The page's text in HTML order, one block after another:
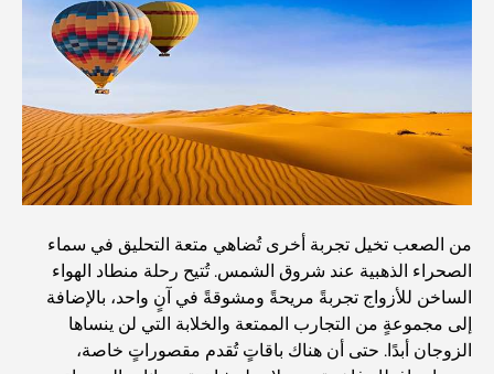
مستشفى في مركز دبي المالي العالمي: رعاية طبية عالمية
المستوى في دبي
صالات رياضية في مركز دبي المالي العالمي: حيث يلتقي اللياقة
البدنية بأسلوب حياة الأعمال
منصات التداول في الإمارات العربية المتحدة: دليل للمستثمرين
العصريين
من الصعب تخيل تجربة أخرى تُضاهي متعة التحليق في سماء
الصحراء الذهبية عند شروق الشمس. تُتيح رحلة منطاد الهواء
الساخن للأزواج تجربةً مريحةً ومشوقةً في آنٍ واحد، بالإضافة
إلى مجموعةٍ من التجارب الممتعة والخلابة التي لن ينساها
الزوجان أبدًا. حتى أن هناك باقاتٍ تُقدم مقصوراتٍ خاصة،